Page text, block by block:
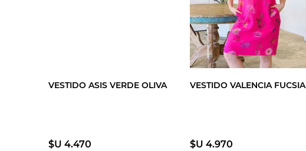
VESTIDO ASIS VERDE OLIVA
$U 4.470
VESTIDO VALENCIA FUCSIA
$U 4.970